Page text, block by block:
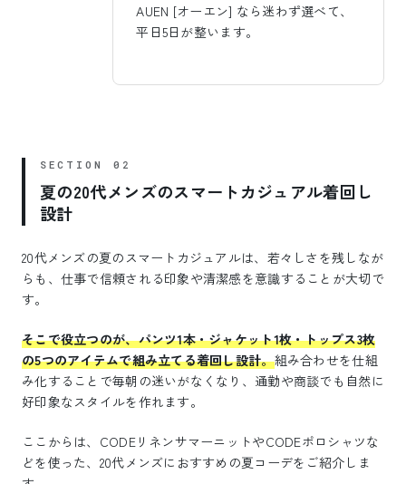
AUEN [オーエン] なら迷わず選べて、
平日5日が整います。
夏の20代メンズのスマートカジュアル着回し
設計
20代メンズの夏のスマートカジュアルは、若々しさを残しなが
らも、仕事で信頼される印象や清潔感を意識することが大切で
す。
そこで役立つのが、パンツ1本・ジャケット1枚・トップス3枚
の5つのアイテムで組み立てる着回し設計。組み合わせを仕組
み化することで毎朝の迷いがなくなり、通勤や商談でも自然に
好印象なスタイルを作れます。
ここからは、CODEリネンサマーニットやCODEポロシャツな
どを使った、20代メンズにおすすめの夏コーデをご紹介しま